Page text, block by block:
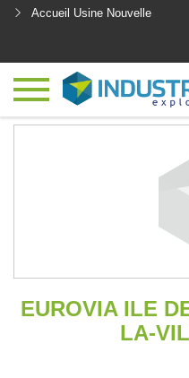
Accueil Usine Nouvelle
EUROVIA ILE
LA-